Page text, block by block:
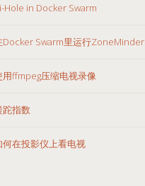
Hole in Docker Swarm
Docker Swarm里运行ZoneMinder
用ffmpeg压缩电视录像
跎指数
何在投影仪上看电视